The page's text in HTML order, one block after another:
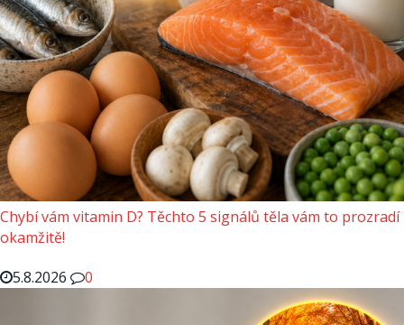
Chybí vám vitamin D? Těchto 5 signálů těla vám to prozradí
okamžitě!
5.8.2026
0